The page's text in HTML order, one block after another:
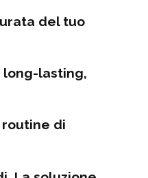
del tuo
lasting,
di